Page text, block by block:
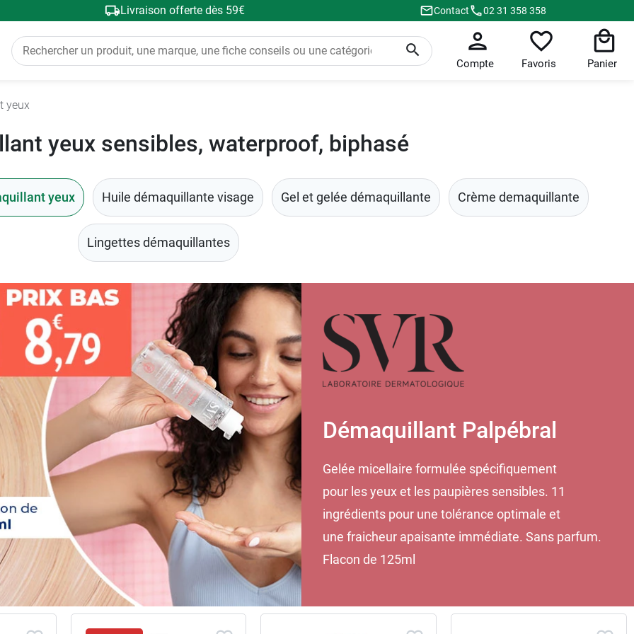
Livraison offerte dès 59€ Contact 02 31 358 358
Compte Favoris Panier
yeux
yeux sensibles, waterproof, biphasé
yeux Huile démaquillante visage Gel et gelée démaquillante Crème demaquillante
Lingettes démaquillantes
Démaquillant Palpébral
Gelée micellaire formulée spécifiquement
pour les yeux et les paupières sensibles. 11
ingrédients pour une tolérance optimale et
une fraicheur apaisante immédiate. Sans parfum.
Flacon de 125ml